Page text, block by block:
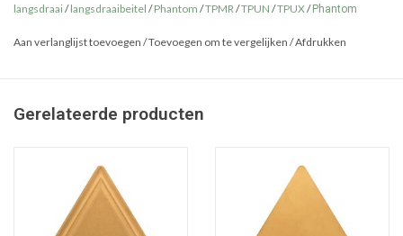
langsdraai/langsdraaibeitel /Phantom /TPMR/TPUN /TPUX/ Phantom
Aan verlanglijst toevoegen /Toevoegen om te vergelijken /Afdrukken
Gerelateerde producten